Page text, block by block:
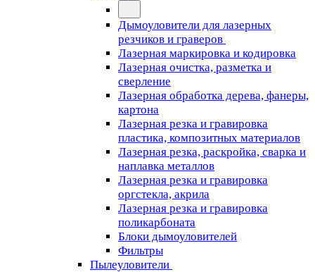
Дымоуловители для лазерных
резчиков и граверов
Лазерная маркировка и кодировка
Лазерная очистка, разметка и
сверление
Лазерная обработка дерева, фанеры,
картона
Лазерная резка и гравировка
пластика, композитных материалов
Лазерная резка, раскройка, сварка и
наплавка металлов
Лазерная резка и гравировка
оргстекла, акрила
Лазерная резка и гравировка
поликарбоната
Блоки дымоуловителей
Фильтры
Пылеуловители